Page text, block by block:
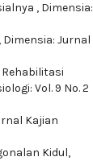
, Dimensia:
, Dimensia: Jurnal
Vol. 9 No. 2
Kajian
Kidul,